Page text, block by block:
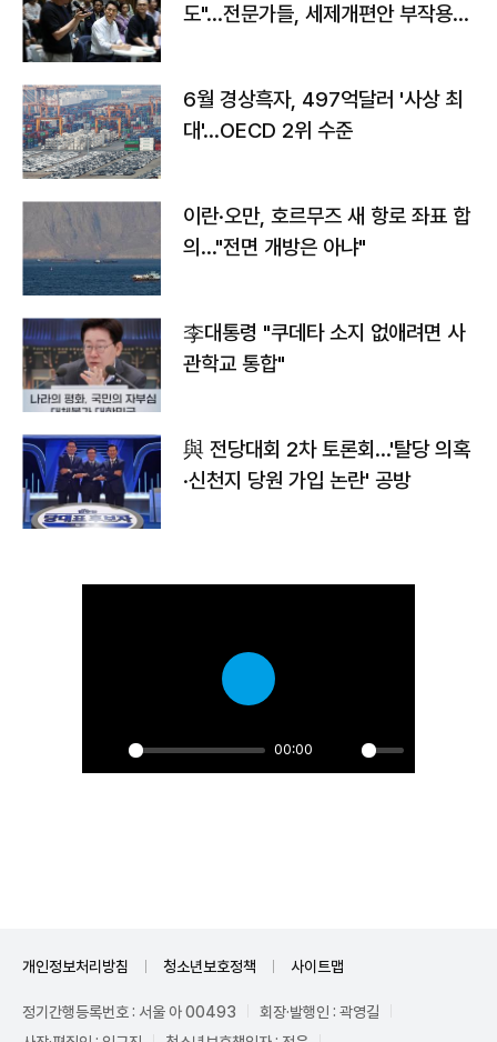
도"…전문가들, 세제개편안 부작용
6월 경상흑자, 497억달러 '사상 최
대'…OECD 2위 수준
이란·오만, 호르무즈 새 항로 좌표 합
의…"전면 개방은 아냐"
李대통령 "쿠데타 소지 없애려면 사
관학교 통합"
與 전당대회 2차 토론회…'탈당 의혹
·신천지 당원 가입 논란' 공방
Play
00:00
Unmute
Play
개인정보처리방침 청소년보호정책 사이트맵
정기간행등록번호 : 서울 아 00493
회장·발행인 : 곽영길